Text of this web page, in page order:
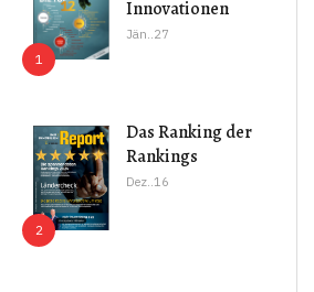
Innovationen
Jän..27
Das Ranking der
Rankings
Dez..16